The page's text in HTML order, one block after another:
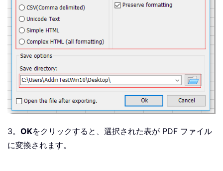
3。 OKをクリックすると、選択された表が PDF ファイル
に変換されます。